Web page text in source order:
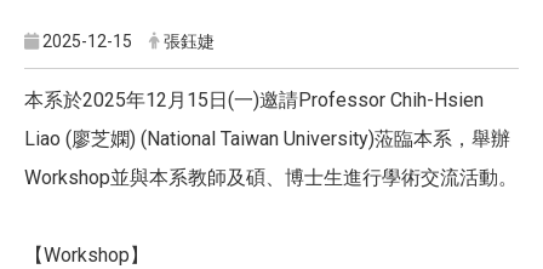
2025-12-15 張鈺婕
本系於2025年12月15日(一)邀請Professor Chih-Hsien
Liao (廖芝嫻) (National Taiwan University)蒞臨本系，舉辦
Workshop並與本系教師及碩、博士生進行學術交流活動。
【Workshop】